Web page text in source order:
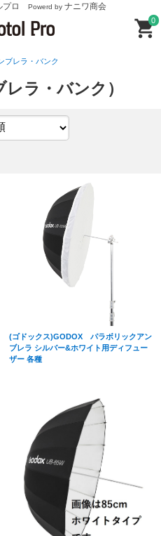
プロ Powerd by ナニワ商会
0
ブレラ・バンク
ラ・バンク）
(ゴドックス)GODOX パラボリックアン
ブレラ シルバー&ホワイト用ディフュー
ザー 各種